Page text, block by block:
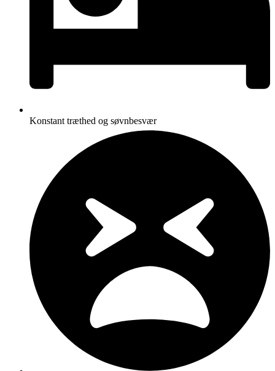
Konstant træthed og søvnbesvær